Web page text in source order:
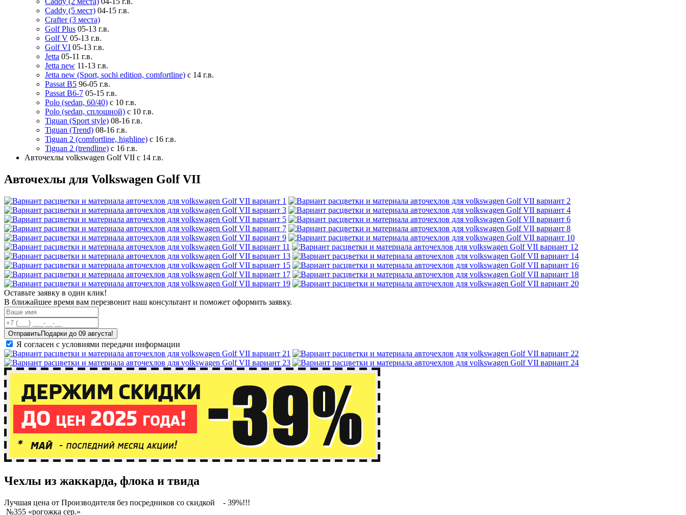
Caddy (5 мест) 04-15 г.в.
Crafter (3 места)
Golf Plus 05-13 г.в.
Golf V 05-13 г.в.
Golf VI 05-13 г.в.
Jetta 05-11 г.в.
Jetta new 11-13 г.в.
Jetta new (Sport, sochi edition, comfortline) с 14 г.в.
Passat B5 96-05 г.в.
Passat B6-7 05-15 г.в.
Polo (sedan, 60/40) с 10 г.в.
Polo (sedan, сплошной) с 10 г.в.
Tiguan (Sport style) 08-16 г.в.
Tiguan (Trend) 08-16 г.в.
Tiguan 2 (comfortline, highline) с 16 г.в.
Tiguan 2 (trendline) с 16 г.в.
Авточехлы volkswagen Golf VII с 14 г.в.
Авточехлы для Volkswagen Golf VII
Оставьте заявку в один клик!
В ближайшее время вам перезвонит наш консультант и поможет оформить заявку.
Отправить
Я согласен с условиями передачи информации
Чехлы из жаккарда, флока и твида
Лучшая цена от Производителя без посредников со скидкой
- 39%!!!
№355 «рогожка сер.»